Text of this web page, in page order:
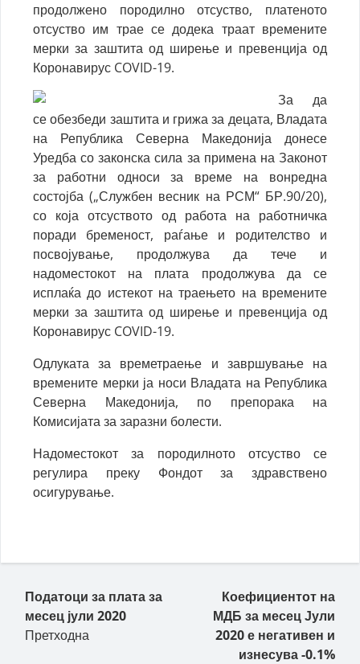
продолжено породилно отсуство, платеното
отсуство им трае се додека траат времените
мерки за заштита од ширење и превенција од
Коронавирус COVID-19.
За да
се обезбеди заштита и грижа за децата, Владата
на Република Северна Македонија донесе
Уредба со законска сила за примена на Законот
за работни односи за време на вонредна
состојба („Службен весник на РСМ“ БР.90/20),
со која отсуството од работа на работничка
поради бременост, раѓање и родителство и
посвојување, продолжува да тече и
надоместокот на плата продолжува да се
исплаќа до истекот на траењето на времените
мерки за заштита од ширење и превенција од
Коронавирус COVID-19.
Одлуката за времетраење и завршување на
времените мерки ја носи Владата на Република
Северна Македонија, по препорака на
Комисијата за заразни болести.
Надоместокот за породилното отсуство се
регулира преку Фондот за здравствено
осигурување.
Податоци за плата за
месец јули 2020
Претходна
Коефициентот на
МДБ за месец Јули
2020 е негативен и
изнесува -0.1%